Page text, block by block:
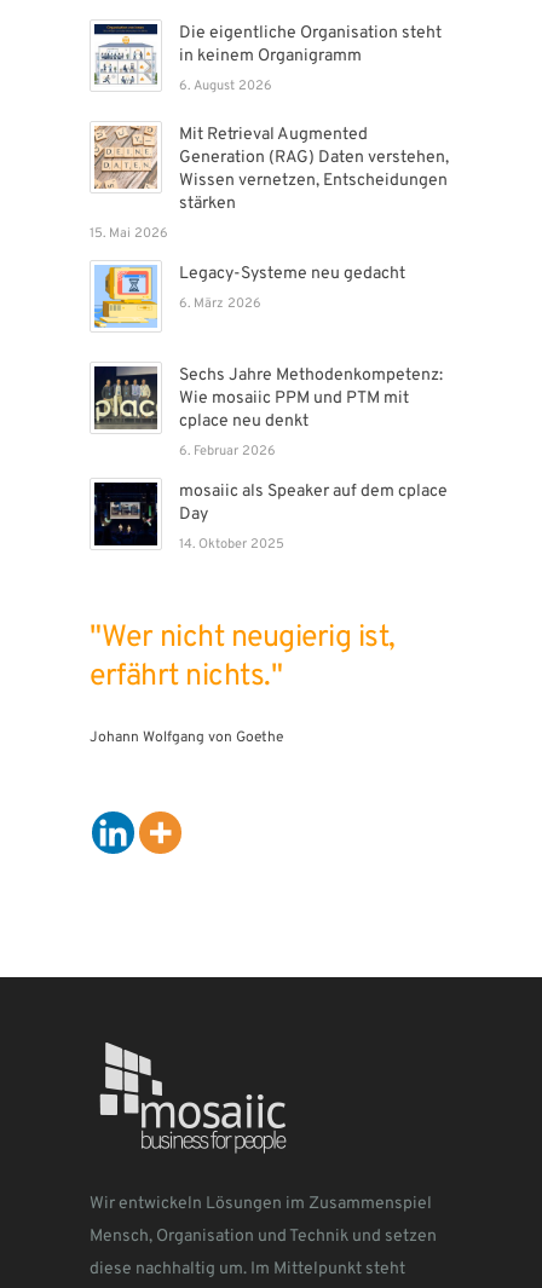
Die eigentliche Organisation steht
in keinem Organigramm
6. August 2026
Mit Retrieval Augmented
Generation (RAG) Daten verstehen,
Wissen vernetzen, Entscheidungen
stärken
15. Mai 2026
Legacy-Systeme neu gedacht
6. März 2026
Sechs Jahre Methodenkompetenz:
Wie mosaiic PPM und PTM mit
cplace neu denkt
6. Februar 2026
mosaiic als Speaker auf dem cplace
Day
14. Oktober 2025
"Wer nicht neugierig ist,
erfährt nichts."
Johann Wolfgang von Goethe
Wir entwickeln Lösungen im Zusammenspiel
Mensch, Organisation und Technik und setzen
diese nachhaltig um. Im Mittelpunkt steht